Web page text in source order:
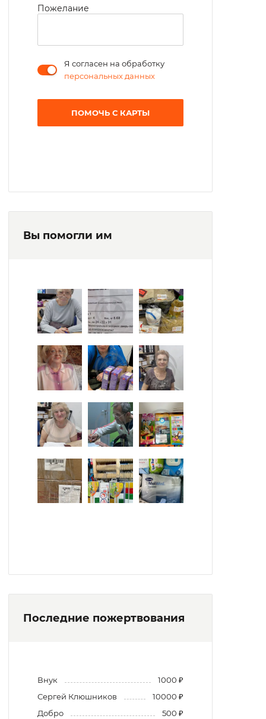
Пожелание
Я согласен на обработку
персональных данных
ПОМОЧЬ С КАРТЫ
Вы помогли им
Последние пожертвования
Внук
1000 ₽
Сергей Клюшников
10000 ₽
Добро
500 ₽